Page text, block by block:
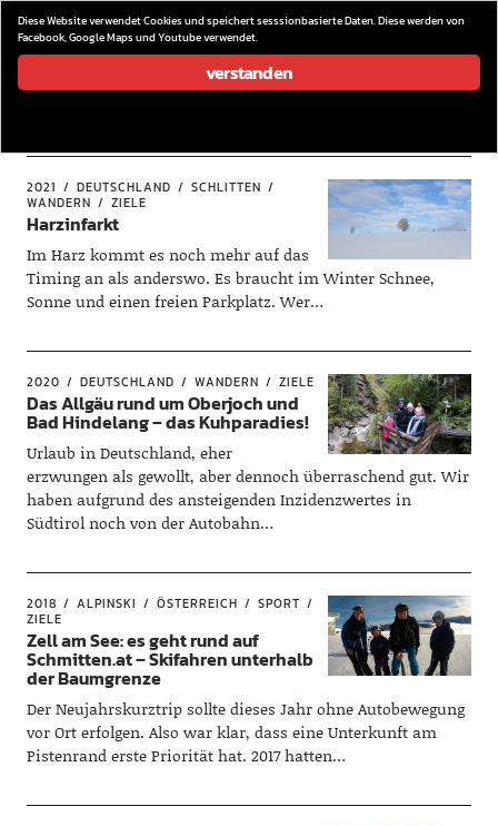
wieder los…
2021 DEUTSCHLAND
SCHLITTEN
WANDERN
ZIELE
Harzinfarkt
Im Harz kommt es noch mehr auf das
Timing an als anderswo. Es braucht im Winter Schnee,
Sonne und einen freien Parkplatz. Wer…
2020 DEUTSCHLAND WANDERN ZIELE
Das Allgäu rund um Oberjoch und
Bad Hindelang – das Kuhparadies!
Urlaub in Deutschland, eher
erzwungen als gewollt, aber dennoch überraschend gut. Wir
haben aufgrund des ansteigenden Inzidenzwertes in
Südtirol noch von der Autobahn…
2018 ALPINSKI ÖSTERREICH
SPORT
ZIELE
Zell am See: es geht rund auf
Schmitten.at – Skifahren unterhalb
der Baumgrenze
Der Neujahrskurztrip sollte dieses Jahr ohne Autobewegung
vor Ort erfolgen. Also war klar, dass eine Unterkunft am
Pistenrand erste Priorität hat. 2017 hatten…
Diese Website verwendet Cookies und speichert sesssionbasierte Daten. Diese werden von
Facebook, Google Maps und Youtube verwendet.
verstanden